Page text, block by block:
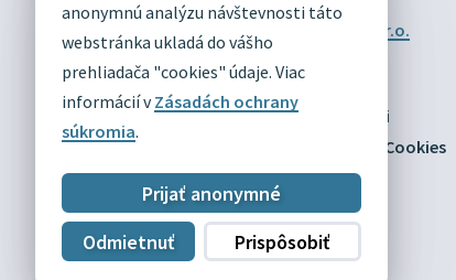
anonymnú analýzu návštevnosti táto
webstránka ukladá do vášho
prehliadača "cookies" údaje. Viac
informácií vZásadách ochrany
súkromia.
Prijať anonymné
Odmietnuť
Prispôsobiť
Technický prevádzkovateľ:
Alphabet partner s.r.o.
Správca obsahu:Obec Divín
Posledná aktualizácia:03.08.2026
Mapa
Vyhlásenie o prístupnosti
Zásady ochrany osobných údajov
Nastaviť Cookies